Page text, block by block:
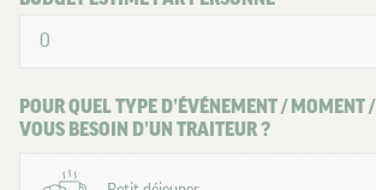
POUR QUEL TYPE D’ÉVÉNEMENT / MOMENT
VOUS BESOIN D’UN TRAITEUR ?